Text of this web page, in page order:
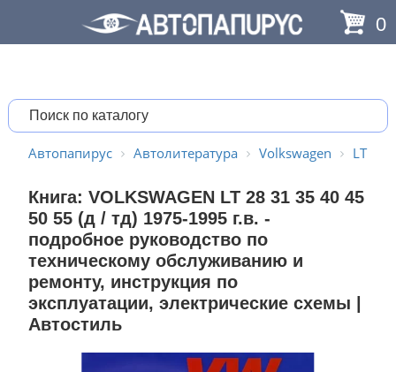
0
Автопапирус Автолитература Volkswagen LT
Книга: VOLKSWAGEN LT 28 31 35 40 45
50 55 (д / тд) 1975-1995 г.в. -
подробное руководство по
техническому обслуживанию и
ремонту, инструкция по
эксплуатации, электрические схемы |
Автостиль